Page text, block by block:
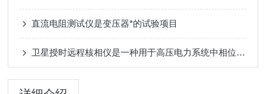
直流电阻测试仪是变压器*的试验项目
卫星授时远程核相仪是一种用于高压电力系统中相位测量的先进设备